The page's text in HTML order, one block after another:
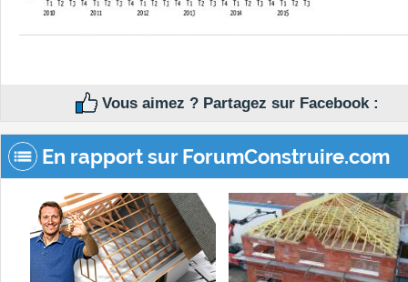
Vous aimez ? Partagez sur Facebook :
En rapport sur ForumConstruire.com